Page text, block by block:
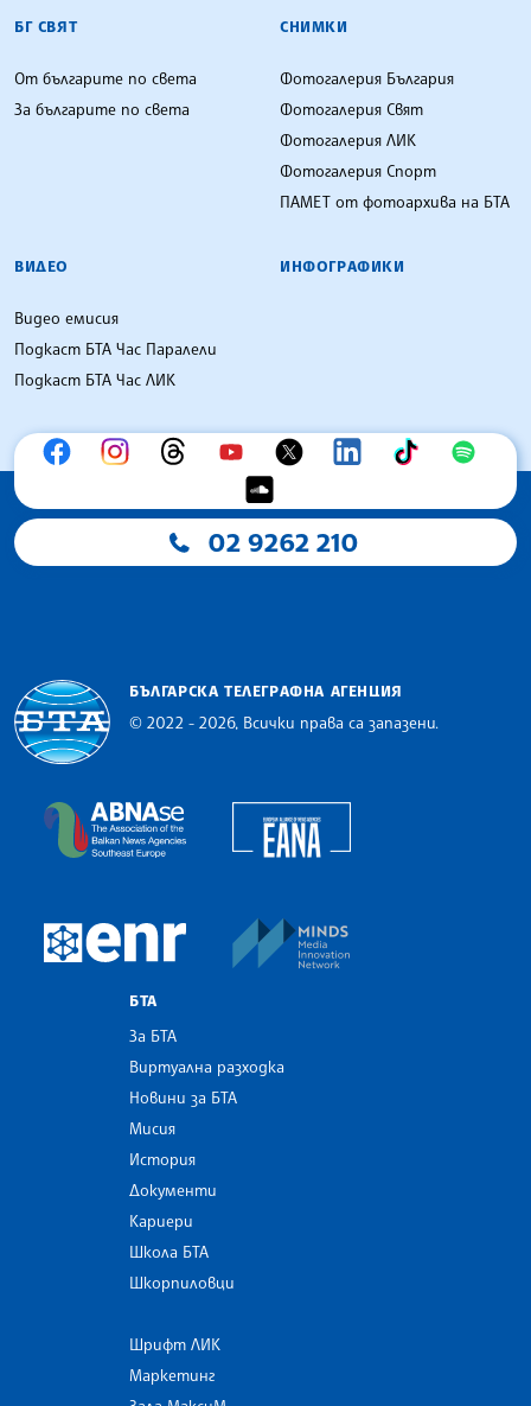
БГ СВЯТ
От българите по света
За българите по света
СНИМКИ
Фотогалерия България
Фотогалерия Свят
Фотогалерия ЛИК
Фотогалерия Спорт
ПАМЕТ от фотоархива на БТА
ВИДЕО
Видео емисия
Подкаст БТА Час Паралели
Подкаст БТА Час ЛИК
ИНФОГРАФИКИ
02 9262 210
БЪЛГАРСКА ТЕЛЕГРАФНА АГЕНЦИЯ
© 2022 - 2026, Всички права са запазени.
The Assocoation of the Balkan News Agencies
European Newsroom
БТА
За БТА
Виртуална разходка
Новини за БТА
Мисия
История
Документи
Кариери
Школа БТА
Шкорпиловци
Шрифт ЛИК
Маркетинг